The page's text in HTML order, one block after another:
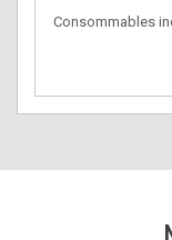
Consommables